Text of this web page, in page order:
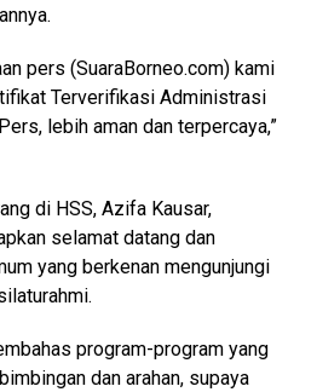
pers (SuaraBorneo.com) kami
Terverifikasi Administrasi
lebih aman dan terpercaya,”
di HSS, Azifa Kausar,
selamat datang dan
yang berkenan mengunjungi
program-program yang
dan arahan, supaya